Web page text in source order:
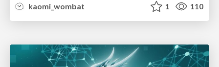
kaomi_wombat
1 110